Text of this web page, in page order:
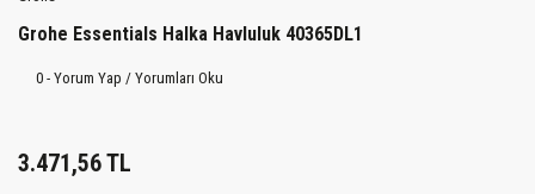
Grohe Essentials Halka Havluluk 40365DL1
0 - Yorum Yap / Yorumları Oku
3.471,56 TL